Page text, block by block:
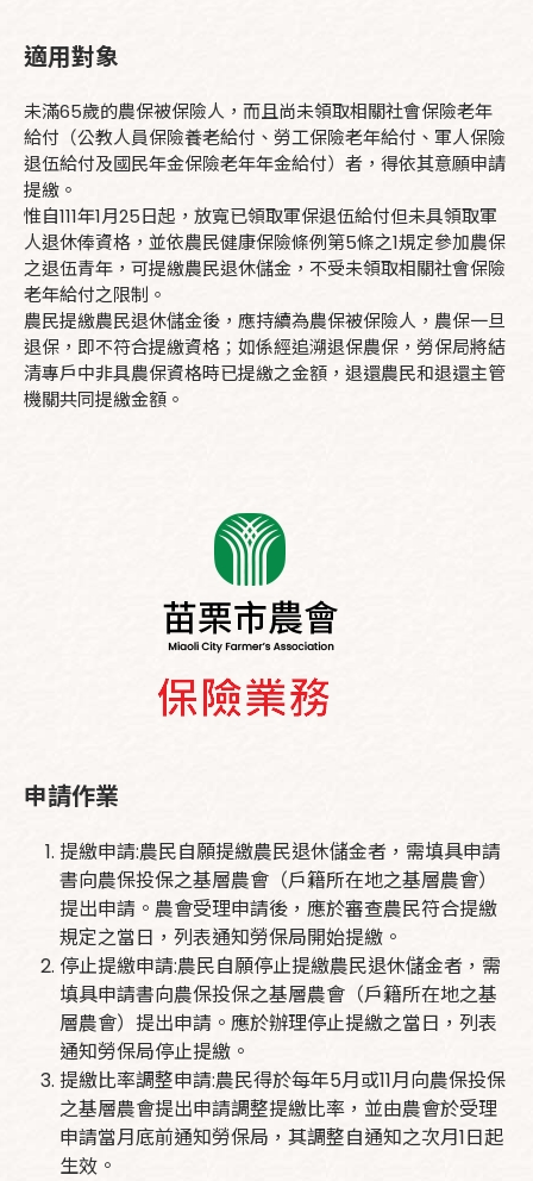
適用對象
未滿65歲的農保被保險人，而且尚未領取相關社會保險老年
給付（公教人員保險養老給付、勞工保險老年給付、軍人保險
退伍給付及國民年金保險老年年金給付）者，得依其意願申請
提繳。
惟自111年1月25日起，放寬已領取軍保退伍給付但未具領取軍
人退休俸資格，並依農民健康保險條例第5條之1規定參加農保
之退伍青年，可提繳農民退休儲金，不受未領取相關社會保險
老年給付之限制。
農民提繳農民退休儲金後，應持續為農保被保險人，農保一旦
退保，即不符合提繳資格；如係經追溯退保農保，勞保局將結
清專戶中非具農保資格時已提繳之金額，退還農民和退還主管
機關共同提繳金額。
申請作業
提繳申請:農民自願提繳農民退休儲金者，需填具申請
書向農保投保之基層農會（戶籍所在地之基層農會）
提出申請。農會受理申請後，應於審查農民符合提繳
規定之當日，列表通知勞保局開始提繳。
停止提繳申請:農民自願停止提繳農民退休儲金者，需
填具申請書向農保投保之基層農會（戶籍所在地之基
層農會）提出申請。應於辦理停止提繳之當日，列表
通知勞保局停止提繳。
提繳比率調整申請:農民得於每年5月或11月向農保投保
之基層農會提出申請調整提繳比率，並由農會於受理
申請當月底前通知勞保局，其調整自通知之次月1日起
生效。